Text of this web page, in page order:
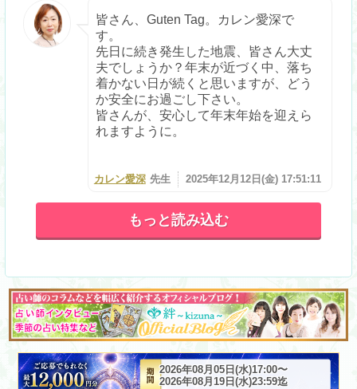
皆さん、Guten Tag。カレン愛深で
す。
先日に続き発生した地震、皆さん大丈
夫でしょうか？年末が近づく中、落ち
着かない日が続くと思いますが、どう
か安全にお過ごし下さい。
皆さんが、安心して年末年始を迎えら
れますように。
カレン愛深 先生 2025年12月12日(金) 17:51:11
もっと読み込む
2026年08月05日(水)17:00〜
2026年08月19日(水)23:59迄